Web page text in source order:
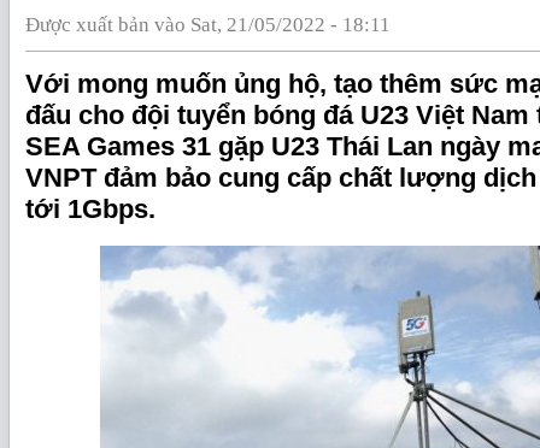
Được xuất bản vào Sat, 21/05/2022 - 18:11
Với mong muốn ủng hộ, tạo thêm sức
đấu cho đội tuyển bóng đá U23 Việt
SEA Games 31 gặp U23 Thái Lan ngày
VNPT đảm bảo cung cấp chất lượng
tới 1Gbps.